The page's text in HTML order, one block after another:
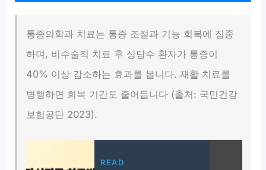
통증의학과 치료는 통증 조절과 기능 회복에 집중
하며, 비수술적 치료 후 상당수 환자가 통증이
40% 이상 감소하는 효과를 봅니다. 재활 치료를
병행하면 회복 기간도 줄어듭니다 (출처: 국민건강
보험공단 2023).
READ